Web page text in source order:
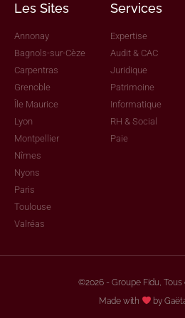
Les Sites
Annonay
Bagnols-sur-Cèze
Carpentras
Grenoble
Île Maurice
Lyon
Montpellier
Nîmes
Nyons
Paris
Toulouse
Valréas
Services
Expertise
Audit & CAC
Juridique
Patrimoine
Informatique
RH & Social
Paie
©2026 - Groupe Fidu, Tous
Made with
by